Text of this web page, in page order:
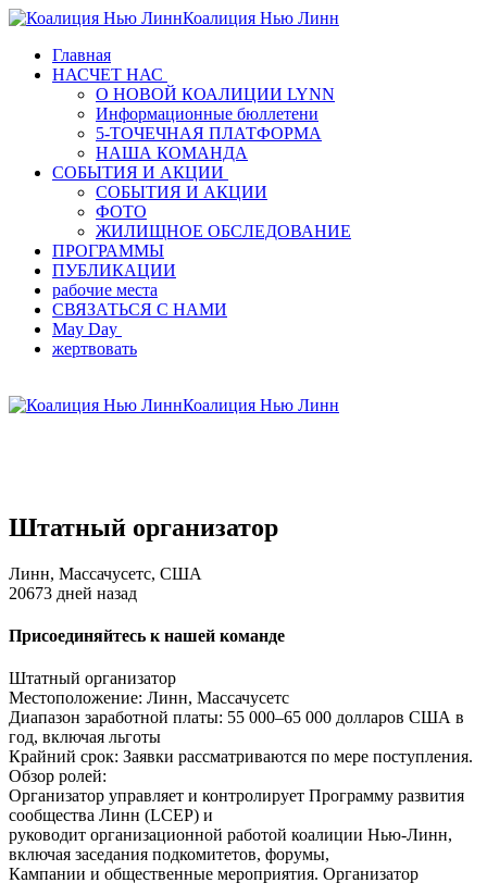
Коалиция Нью Линн
Главная
НАСЧЕТ НАС
О НОВОЙ КОАЛИЦИИ LYNN
Информационные бюллетени
5-ТОЧЕЧНАЯ ПЛАТФОРМА
НАША КОМАНДА
СОБЫТИЯ И АКЦИИ
СОБЫТИЯ И АКЦИИ
ФОТО
ЖИЛИЩНОЕ ОБСЛЕДОВАНИЕ
ПРОГРАММЫ
ПУБЛИКАЦИИ
рабочие места
СВЯЗАТЬСЯ С НАМИ
May Day
жертвовать
Коалиция Нью Линн
Штатный организатор
Линн, Массачусетс, США
20673 дней назад
Присоединяйтесь к нашей команде
Штатный организатор
Местоположение: Линн, Массачусетс
Диапазон заработной платы: 55 000–65 000 долларов США в
год, включая льготы
Крайний срок: Заявки рассматриваются по мере поступления.
Обзор ролей:
Организатор управляет и контролирует Программу развития
сообщества Линн (LCEP) и
руководит организационной работой коалиции Нью-Линн,
включая заседания подкомитетов, форумы,
Кампании и общественные мероприятия. Организатор